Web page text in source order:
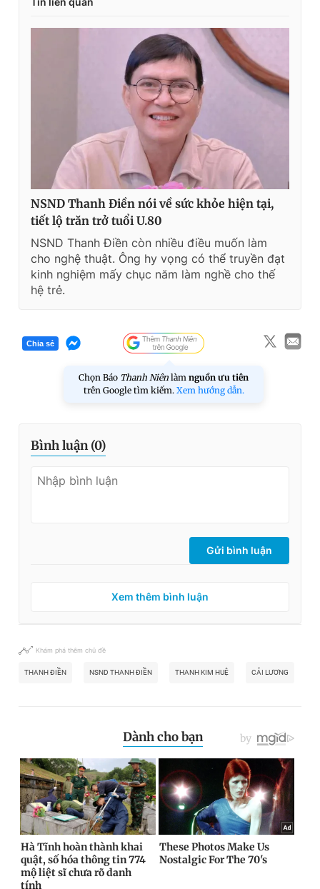
NSND Thanh Điền nói về sức khỏe hiện tại,
tiết lộ trăn trở tuổi U.80
NSND Thanh Điền còn nhiều điều muốn làm
cho nghệ thuật. Ông hy vọng có thể truyền đạt
kinh nghiệm mấy chục năm làm nghề cho thế
hệ trẻ.
Chia sẻ
Chọn Báo Thanh Niên làm nguồn ưu tiên
trên Google tìm kiếm. Xem hướng dẫn.
Bình luận (0)
Gửi bình luận
Xem thêm bình luận
Khám phá thêm chủ đề
THANH ĐIỀN NSND THANH ĐIỀN THANH KIM HUỆ CẢI LƯƠNG